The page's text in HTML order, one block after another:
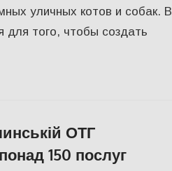
уличных котов и собак. В
для того, чтобы создать
ОТГ
150 послуг